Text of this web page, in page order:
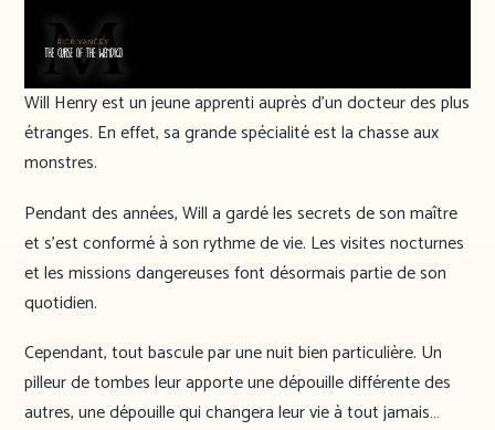
Will Henry est un jeune apprenti auprès d’un docteur des plus
étranges. En effet, sa grande spécialité est la chasse aux
monstres.
Pendant des années, Will a gardé les secrets de son maître
et s’est conformé à son rythme de vie. Les visites nocturnes
et les missions dangereuses font désormais partie de son
quotidien.
Cependant, tout bascule par une nuit bien particulière. Un
pilleur de tombes leur apporte une dépouille différente des
autres, une dépouille qui changera leur vie à tout jamais…